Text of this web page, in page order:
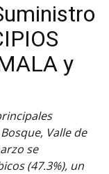
y
Valle de
se
(47.3%), un